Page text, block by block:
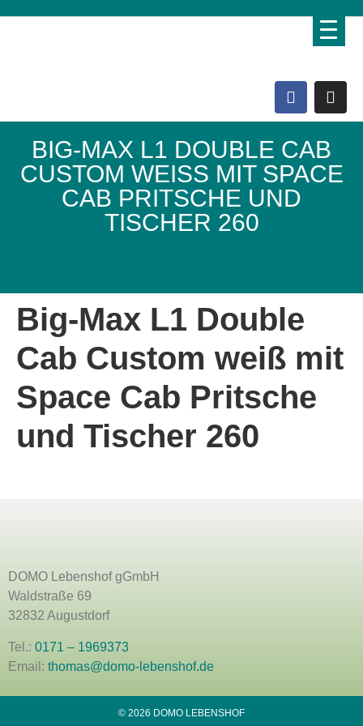
BIG-MAX L1 DOUBLE CAB
CUSTOM WEISS MIT SPACE C
AB PRITSCHE UND T
ISCHER 260
Big-Max L1 Double
Cab Custom weiß mit
Space Cab Pritsche
und Tischer 260
DOMO Lebenshof gGmbH
Waldstraße 69
32832 Augustdorf
Tel.: 0171 – 1969373
Email: thomas@domo-lebenshof.de
© 2026 DOMO LEBENSHOF